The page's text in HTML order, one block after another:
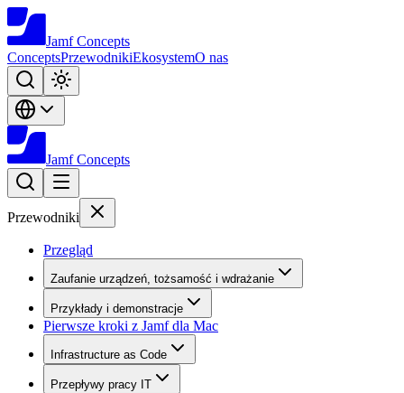
Jamf Concepts
ConceptsPrzewodnikiEkosystemO nas
Jamf Concepts
Przewodniki
Przegląd
Zaufanie urządzeń, tożsamość i wdrażanie
Przykłady i demonstracje
Pierwsze kroki z Jamf dla Mac
Infrastructure as Code
Przepływy pracy IT